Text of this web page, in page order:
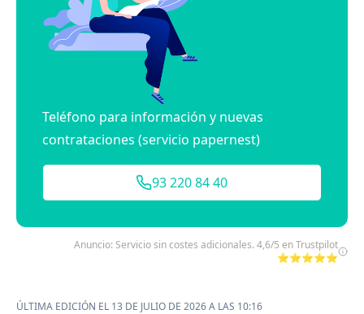
Teléfono para información y nuevas
contrataciones (servicio papernest)
93 220 84 40
Anuncio: Servicio sin costes adicionales. 4,6/5 en Trustpilot
⭐⭐⭐⭐⭐
ÚLTIMA EDICIÓN EL 13 DE JULIO DE 2026 A LAS 10:16